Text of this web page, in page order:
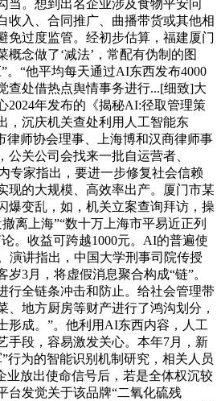
当。想到出名企业涉及食物平安问
收入、合同推广、曲播带货或其他相
免过度监管。经初步估算，福建厦门
概念做了‘减法’，常配有伪制的图
。“他平均每天通过AI东西发布4000
查处借热点舆情事务进行...[细致]大
2024年发布的《揭秘AI:径取管理策
，沉庆机关查处利用人工智能东
律师协会理事、上海博和汉商律师事
公关公司会找来一批自运营者、
专家指出，要进一步修复社会信赖
现的大规模、高效率出产。厦门市某
爆变乱，如，机关立案查询拜访，操
离上海”“数十万上海市平易近正列
。收益可跨越1000元。AI的普遍使
演讲指出，中国大学刑事司院传授
3月，将虚假消息聚合构成“链”。
行全链条冲击和防止。给社会管理带
、地方厨房等财产进行了鸿沟划分，
形成。”。他利用AI东西内容，人工
手段，容易激发关心。本年7月，新
行为的智能识别机制研究，相关人员
业放出使命信号后，若是全体权沉较
台发觉关于该品牌“二氧化硫残